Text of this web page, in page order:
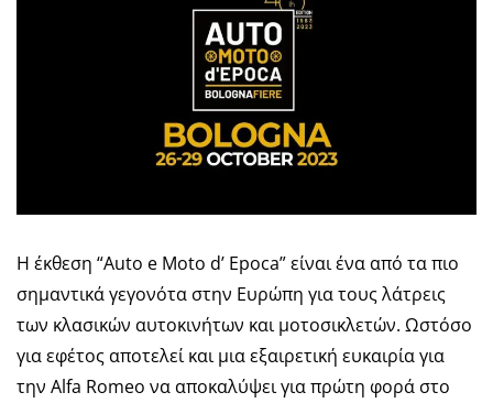
Η έκθεση “Auto e Moto d’ Epoca” είναι ένα από τα πιο
σημαντικά γεγονότα στην Ευρώπη για τους λάτρεις
των κλασικών αυτοκινήτων και μοτοσικλετών. Ωστόσο
για εφέτος αποτελεί και μια εξαιρετική ευκαιρία για
την Alfa Romeo να αποκαλύψει για πρώτη φορά στο